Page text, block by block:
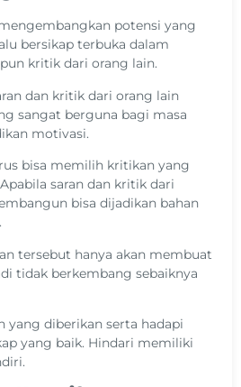
potensi yang
bersikap terbuka dalam
kritik dari orang lain.
dan kritik dari orang lain
sangat berguna bagi masa
motivasi.
bisa memilih kritikan yang
saran dan kritik dari
bisa dijadikan bahan
tersebut hanya akan membuat
tidak berkembang sebaiknya
yang diberikan serta hadapi
yang baik. Hindari memiliki